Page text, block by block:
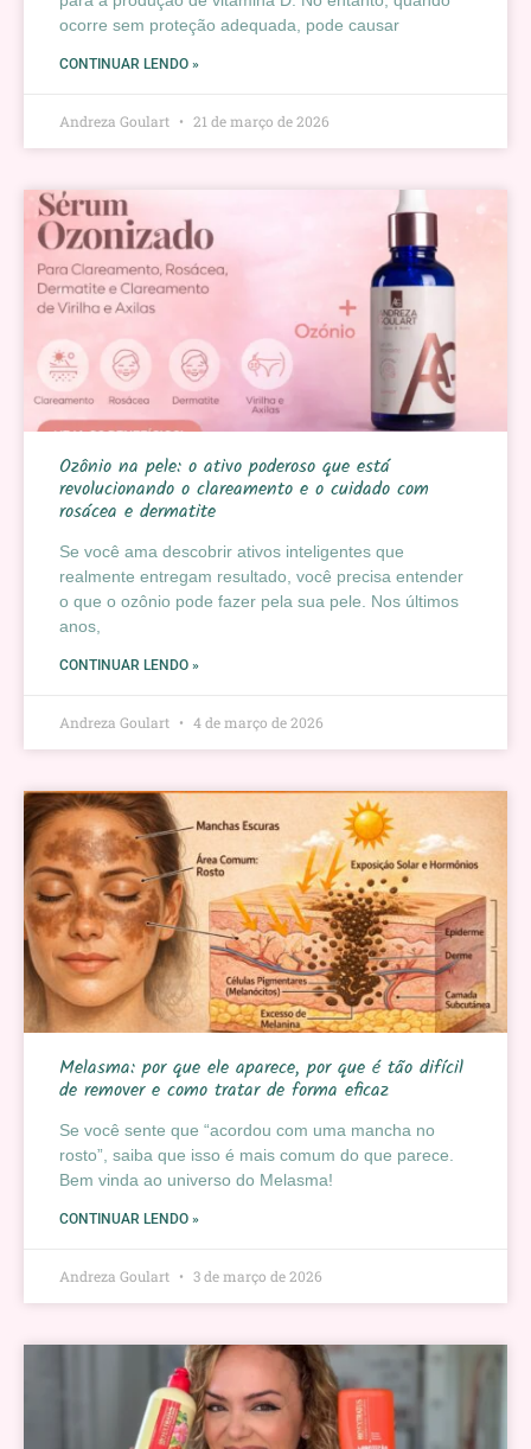
ocorre sem proteção adequada, pode causar
CONTINUAR LENDO »
Andreza Goulart 21 de março de 2026
Ozônio na pele: o ativo poderoso que está
revolucionando o clareamento e o cuidado com
rosácea e dermatite
Se você ama descobrir ativos inteligentes que
realmente entregam resultado, você precisa entender
o que o ozônio pode fazer pela sua pele. Nos últimos
anos,
CONTINUAR LENDO »
Andreza Goulart 4 de março de 2026
Melasma: por que ele aparece, por que é tão difícil
de remover e como tratar de forma eficaz
Se você sente que “acordou com uma mancha no
rosto”, saiba que isso é mais comum do que parece.
Bem vinda ao universo do Melasma!
CONTINUAR LENDO »
Andreza Goulart 3 de março de 2026